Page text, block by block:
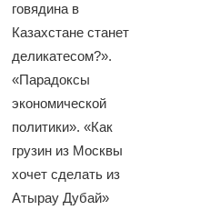
говядина в
Казахстане станет
деликатесом?».
«Парадоксы
экономической
политики». «Как
грузин из Москвы
хочет сделать из
Атырау Дубай»